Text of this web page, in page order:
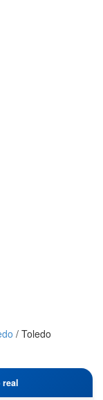
/ Toledo
real